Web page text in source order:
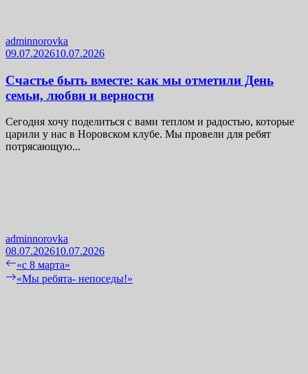
adminnorovka
09.07.202610.07.2026
Счастье быть вместе: как мы отметили День
семьи, любви и верности
Сегодня хочу поделиться с вами теплом и радостью, которые
царили у нас в Норовском клубе. Мы провели для ребят
потрясающую...
adminnorovka
08.07.202610.07.2026
Навигация
по
Previous
post:
«с 8 марта»
Next
«Мы ребята- непоседы!»